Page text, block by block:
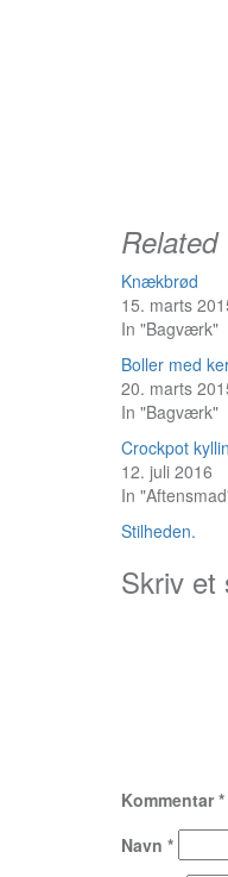
Related
Knækbrød
15. marts
In "Bagværk"
Boller med
20. marts
In "Bagværk"
Crockpot
12. juli 2016
In
Stilheden.
Skriv et
Kommentar*
Navn *